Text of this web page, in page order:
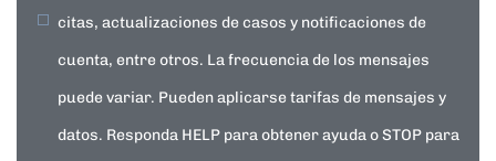
citas, actualizaciones de casos y notificaciones de
cuenta, entre otros. La frecuencia de los mensajes
puede variar. Pueden aplicarse tarifas de mensajes y
datos. Responda HELP para obtener ayuda o STOP para